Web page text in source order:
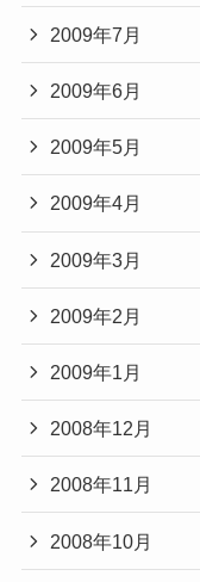
2009年7月
2009年6月
2009年5月
2009年4月
2009年3月
2009年2月
2009年1月
2008年12月
2008年11月
2008年10月